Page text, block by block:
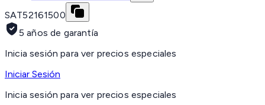
SAT52161500
5 años de garantía
Inicia sesión para ver precios especiales
Iniciar Sesión
Inicia sesión para ver precios especiales